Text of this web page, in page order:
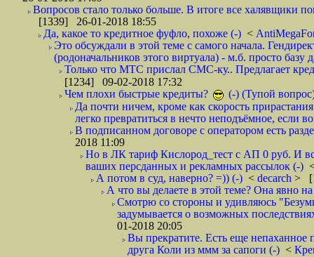
Вопросов стало только больше. В итоге все халявщики
[1339] 26-01-2018 18:55
Да, какое то кредитное фуфло, похоже (-) <
Это обсуждали в этой теме с самого начала.
(родоначальников этого виртуала) - м.б. просто
Только что МТС прислал СМС-ку.. Предлагает
[1234] 09-02-2018 17:32
Чем плохи быстрые кредиты?
(-) (Тупой
Да почти ничем, кроме как скорость
легко превратиться в нечто неподъёмное, если
В подписанном договоре с оператором есть
2018 11:09
Но в ЛК тариф Кислород_тест с АП 0 руб. И
ваших персданных и рекламных рассылок (-)
А потом в суд, наверно? =)) (-) < decarch >
А что вы делаете в этой теме? Она явно
Смотрю со стороны и удивляюсь
задумывается о возможных
01-2018 20:05
Вы прекратите. Есть еще непаханное
друга Коли из ммм за сапоги (-) <